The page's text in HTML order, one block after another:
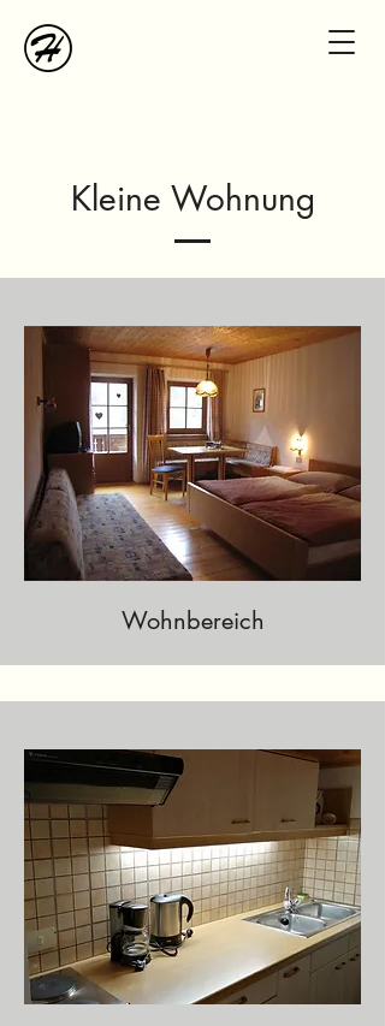
Kleine Wohnung
Wohnbereich